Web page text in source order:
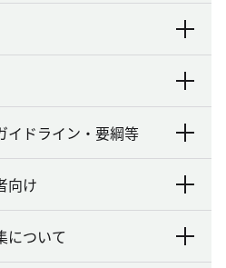
イドライン・要綱等
向け
について